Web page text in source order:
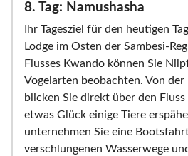
8. Tag: Namushasha
Ihr Tagesziel für den heutigen
Lodge im Osten der Sambesi-
Flusses Kwando können Sie
Vogelarten beobachten. Von der
blicken Sie direkt über den
etwas Glück einige Tiere
unternehmen Sie eine
verschlungenen Wasserwege